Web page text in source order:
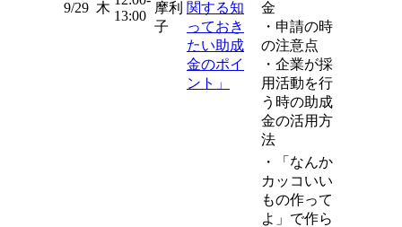
9/29 木
13:00
摩利
子
関する知
っておき
たい助成
金のポイ
ント」
金
・申請の時
の注意点
・企業が採
用活動を行
う時の助成
金の活用方
法
・「なんか
カッコいい
もの作って
よ」で作ら